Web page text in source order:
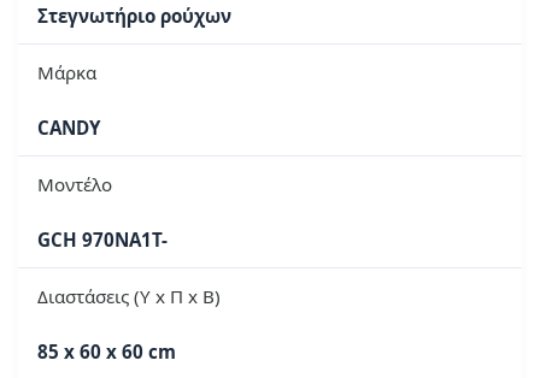
Στεγνωτήριο ρούχων
Μάρκα
CANDY
Μοντέλο
GCH 970NA1T-
Διαστάσεις (Υ x Π x Β)
85 x 60 x 60 cm